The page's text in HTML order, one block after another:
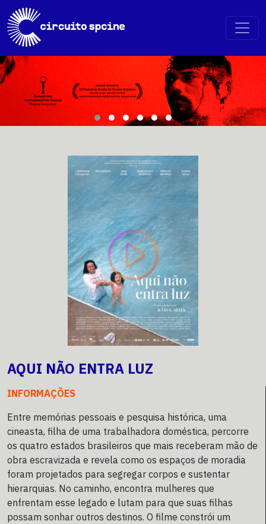
AQUI NÃO ENTRA LUZ
INFORMAÇÕES
Entre memórias pessoais e pesquisa histórica, uma
cineasta, filha de uma trabalhadora doméstica, percorre
os quatro estados brasileiros que mais receberam mão de
obra escravizada e revela como os espaços de moradia
foram projetados para segregar corpos e sustentar
hierarquias. No caminho, encontra mulheres que
enfrentam esse legado e lutam para que suas filhas
possam sonhar outros destinos. O filme constrói um